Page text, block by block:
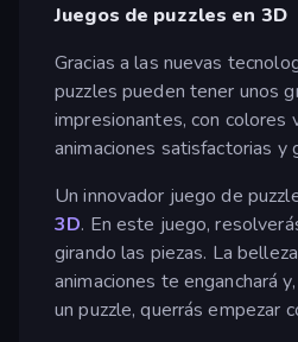
Juegos de puzzles en 3D
Gracias a las nuevas
puzzles pueden tener unos
impresionantes, con colores
animaciones satisfactorias y
Un innovador juego de
3D. En este juego,
girando las piezas. La
animaciones te enganchará
un puzzle, querrás empezar